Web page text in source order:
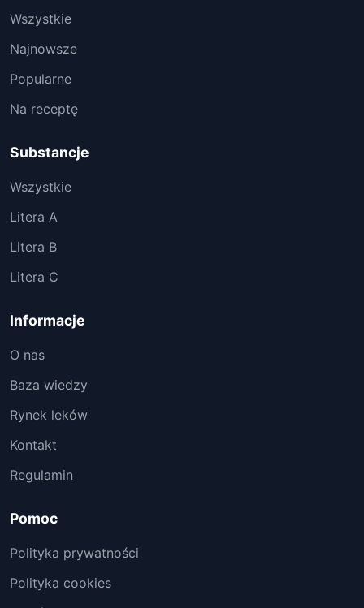
Wszystkie
Najnowsze
Popularne
Na receptę
Substancje
Wszystkie
Litera A
Litera B
Litera C
Informacje
O nas
Baza wiedzy
Rynek leków
Kontakt
Regulamin
Pomoc
Polityka prywatności
Polityka cookies